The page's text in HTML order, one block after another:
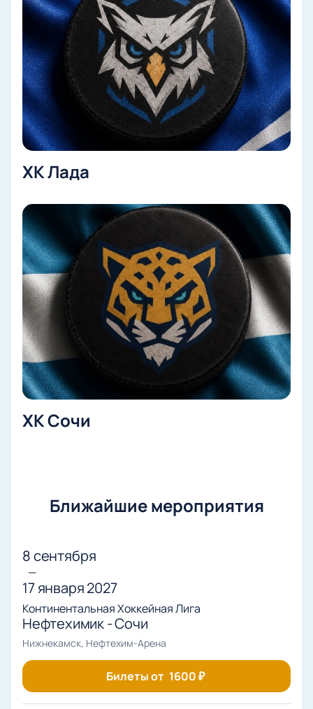
матч заранее, выбрав лучшие места по схеме
арены с учетом своих пожеланий и бюджета.
Купить билеты просто: выберите нужный сектор,
оформите заказ или позвоните нам по телефону.
Доступны ВИП-ложи для ценителей особого
комфорта и предложения для корпоративных
клиентов. Цена билетов зависит от выбранного
сектора — узнать стоимость можно при выборе
мест на сайте.
Покупка билетов через сайт;
Специальные варианты для корпоративных
клиентов;
Оформление заказа по телефону;
Актуальная стоимость билета без скрытых
платежей;
Безопасная покупка через интернет;
Гарантия наличия лучших мест;
Доступ к информации о длительности
встречи и времени начала игры;
Ответы на вопросы: сколько длится
хоккейный матч, цена билетов на игру,
ближайшие события.
ХК Лада
ХК Сочи
Ближайшие мероприятия
8 сентября
—
17 января 2027
Континентальная Хоккейная Лига
Нефтехимик - Сочи
Нижнекамск, Нефтехим-Арена
Билеты от 1600₽